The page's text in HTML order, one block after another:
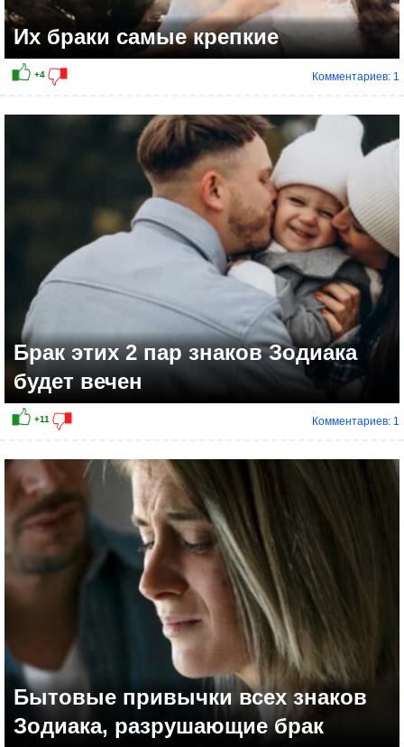
+6
Их браки самые крепкие
Комментариев: 1
Брак этих 2 пар знаков Зодиака
будет вечен
Комментариев: 1
Бытовые привычки всех знаков
Зодиака, разрушающие брак